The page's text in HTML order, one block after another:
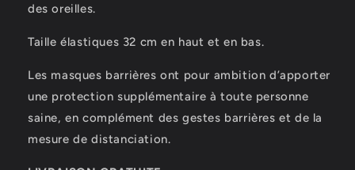
des oreilles.
Taille élastiques 32 cm en haut et en bas.
Les masques barrières ont pour ambition d’apporter
une protection supplémentaire à toute personne
saine, en complément des gestes barrières et de la
mesure de distanciation.